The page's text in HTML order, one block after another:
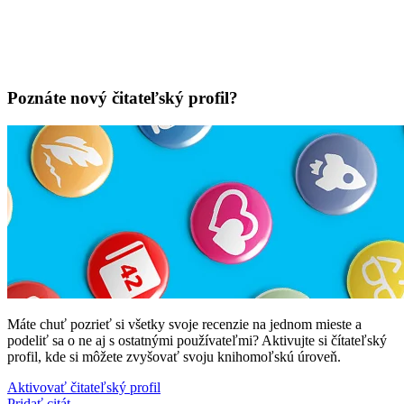
Poznáte nový čitateľský profil?
Máte chuť pozrieť si všetky svoje recenzie na jednom mieste a
podeliť sa o ne aj s ostatnými používateľmi? Aktivujte si čítateľský
profil, kde si môžete zvyšovať svoju knihomoľskú úroveň.
Aktivovať čitateľský profil